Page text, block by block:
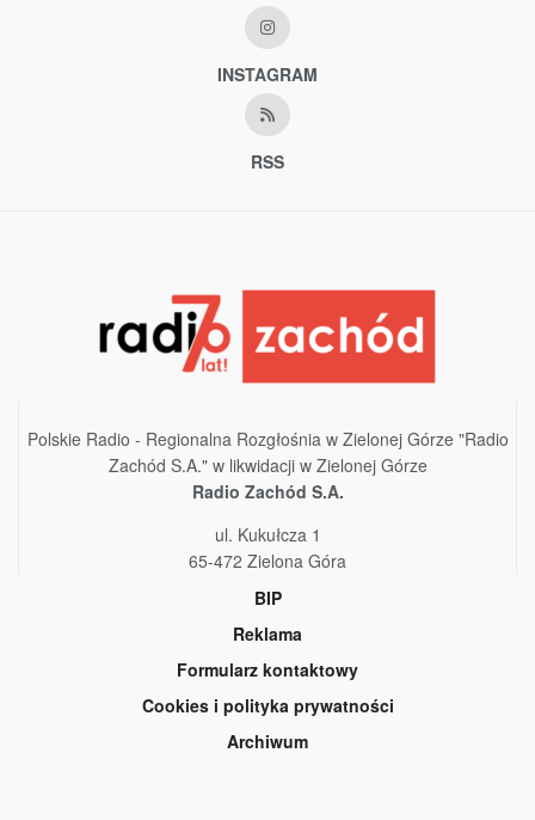
INSTAGRAM
RSS
Polskie Radio - Regionalna Rozgłośnia w Zielonej Górze "Radio
Zachód S.A." w likwidacji w Zielonej Górze
Radio Zachód S.A.
ul. Kukułcza 1
65-472 Zielona Góra
BIP
Reklama
Formularz kontaktowy
Cookies i polityka prywatności
Archiwum